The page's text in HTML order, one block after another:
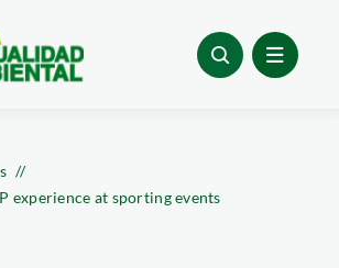
experience at sporting events